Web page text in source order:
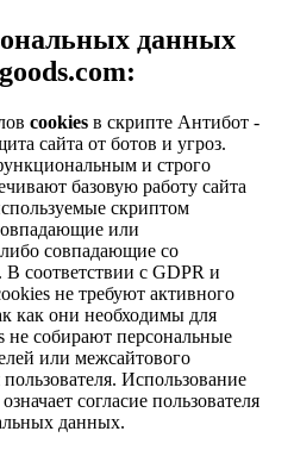
данных
cookies в скрипте Антибот -
сайта от ботов и угроз.
и строго
базовую работу сайта
скриптом
или
совпадающие со
соответствии с GDPR и
не требуют активного
как они необходимы для
не собирают персональные
или межсайтового
Использование
согласие пользователя
данных.